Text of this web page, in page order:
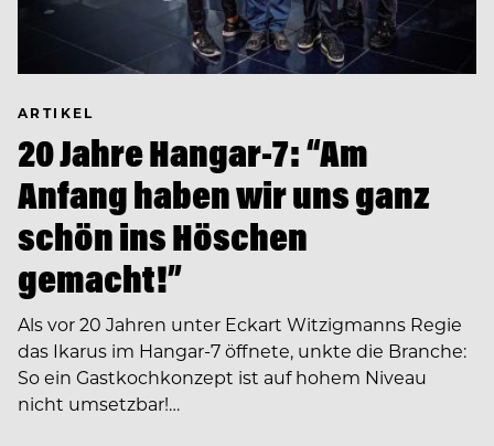
ARTIKEL
20 Jahre Hangar-7: “Am
Anfang haben wir uns ganz
schön ins Höschen
gemacht!”
Als vor 20 Jahren unter Eckart Witzigmanns Regie
das Ikarus im Hangar-7 öffnete, unkte die Branche:
So ein Gastkochkonzept ist auf hohem Niveau
nicht umsetzbar!…